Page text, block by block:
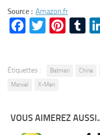
Source : Amazon.fr
Facebook
Twitter
Étiquettes : Batman Chine
Marvel
X-Men
VOUS AIMEREZ